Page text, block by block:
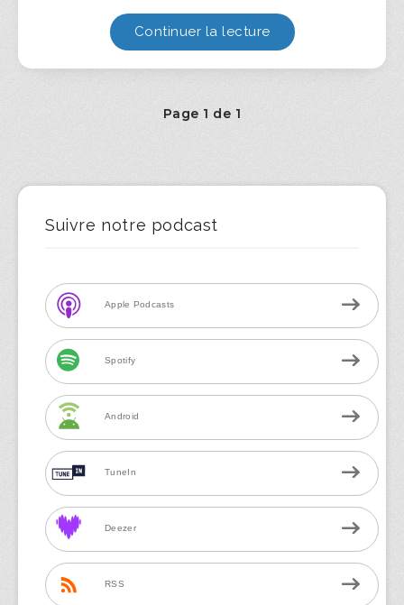
Continuer la lecture
Page 1 de 1
Suivre notre podcast
Apple Podcasts
Spotify
Android
TuneIn
Deezer
RSS